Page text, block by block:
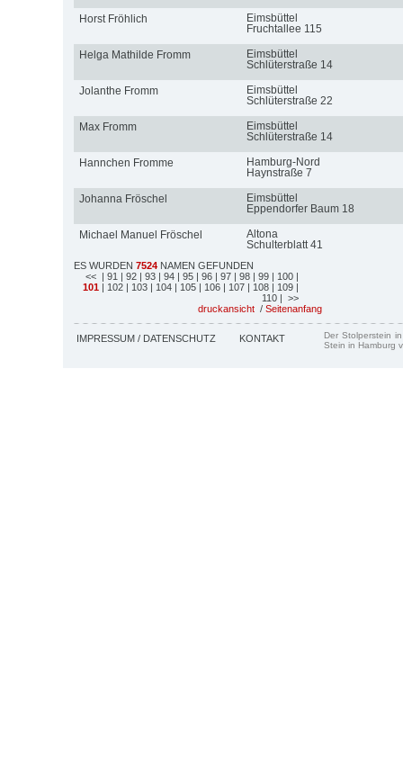
Horst Fröhlich
Eimsbüttel
Fruchtallee 115
Helga Mathilde Fromm
Eimsbüttel
Schlüterstraße 14
Jolanthe Fromm
Eimsbüttel
Schlüterstraße 22
Max Fromm
Eimsbüttel
Schlüterstraße 14
Hannchen Fromme
Hamburg-Nord
Haynstraße 7
Johanna Fröschel
Eimsbüttel
Eppendorfer Baum 18
Michael Manuel Fröschel
Altona
Schulterblatt 41
ES WURDEN 7524 NAMEN GEFUNDEN
<< | 91 | 92 | 93 | 94 | 95 | 96 | 97 | 98 | 99 | 100 |
101 | 102 | 103 | 104 | 105 | 106 | 107 | 108 | 109 |
110 | >>
druckansicht / Seitenanfang
IMPRESSUM / DATENSCHUTZ KONTAKT
Der Stolperstein
Stein in Hamburg